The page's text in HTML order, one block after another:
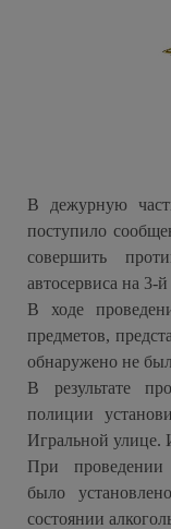
В дежурную
поступило
совершить
автосервиса на 3-
В ходе
предметов,
обнаружено не
В результате
полиции
Игральной улице.
При проведении
было
состоянии